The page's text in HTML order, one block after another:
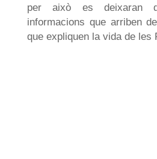
per això es deixaran
informacions que arriben
que expliquen la vida de les